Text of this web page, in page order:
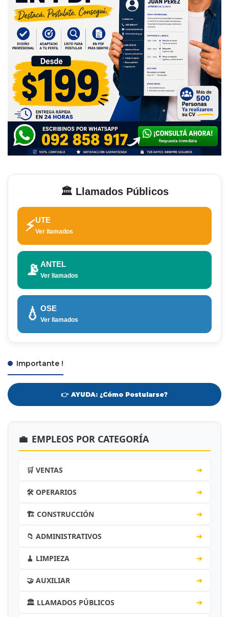
🏛️ Llamados Públicos
⚡UTE
Ver llamados
📡 ANTEL
Ver llamados
💧 OSE
Ver llamados
Importante !
👉 AYUDA: ¿Cómo Postularse?
💼 EMPLEOS POR CATEGORÍA
🛒 VENTAS ➔
🛠️ OPERARIOS ➔
🏗️ CONSTRUCCIÓN ➔
📁 ADMINISTRATIVOS ➔
🧹 LIMPIEZA ➔
🤝 AUXILIAR ➔
🏛️ LLAMADOS PÚBLICOS ➔